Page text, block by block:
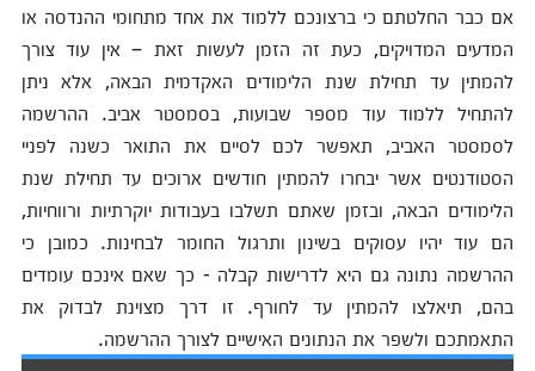
אם כבר החלטתם כי ברצונכם ללמוד את אחד מתחומי ההנדסה או
המדעים המדויקים, כעת זה הזמן לעשות זאת – אין עוד צורך
להמתין עד תחילת שנת הלימודים האקדמית הבאה, אלא ניתן
להתחיל ללמוד עוד מספר שבועות, בסמסטר אביב. ההרשמה
לסמסטר האביב, תאפשר לכם לסיים את התואר כשנה לפניי
הסטודנטים אשר יבחרו להמתין חודשים ארוכים עד תחילת שנת
הלימודים הבאה, ובזמן שאתם תשלבו בעבודות יוקרתיות ורווחיות,
הם עוד יהיו עסוקים בשינון ותרגול החומר לבחינות. כמובן כי
ההרשמה נתונה גם היא לדרישות קבלה - כך שאם אינכם עומדים
בהם, תיאלצו להמתין עד לחורף. זו דרך מצוינת לבדוק את
התאמתכם ולשפר את הנתונים האישיים לצורך ההרשמה.